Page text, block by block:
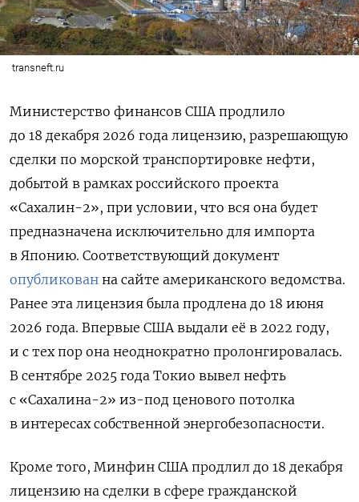
transneft.ru
Министерство финансов США продлило
до 18 декабря 2026 года лицензию, разрешающую
сделки по морской транспортировке нефти,
добытой в рамках российского проекта
«Сахалин-2», при условии, что вся она будет
предназначена исключительно для импорта
в Японию. Соответствующий документ
опубликован на сайте американского ведомства.
Ранее эта лицензия была продлена до 18 июня
2026 года. Впервые США выдали её в 2022 году,
и с тех пор она неоднократно пролонгировалась.
В сентябре 2025 года Токио вывел нефть
с «Сахалина-2» из-под ценового потолка
в интересах собственной энергобезопасности.
Кроме того, Минфин США продлил до 18 декабря
лицензию на сделки в сфере гражданской